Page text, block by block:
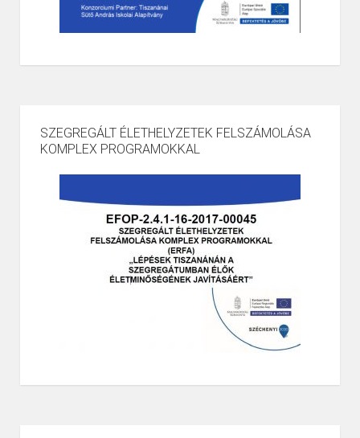
SZEGREGÁLT ÉLETHELYZETEK FELSZÁMOLÁSA
KOMPLEX PROGRAMOKKAL